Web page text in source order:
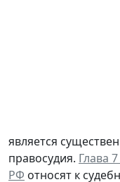
является
правосудия. Глава
РФ относят к